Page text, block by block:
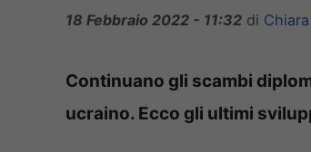
18 Febbraio 2022 - 11:32 di
Continuano gli scambi
ucraino. Ecco gli ultimi